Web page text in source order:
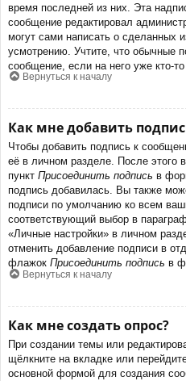
время последней из них. Эта
сообщение редактировал
могут сами написать о сделанных
усмотрению. Учтите, что обычные
сообщение, если на него уже кто-то
Вернуться к началу
Как мне добавить
Чтобы добавить подпись к
её в личном разделе. После этого
пункт Присоединить подпись в
подпись добавилась. Вы также
подписи по умолчанию ко всем
соответствующий выбор в
«Личные настройки» в личном
отменить добавление подписи в
флажок Присоединить подпись в
Вернуться к началу
Как мне создать опрос?
При создании темы или
щёлкните на вкладке или
основной формой для создания